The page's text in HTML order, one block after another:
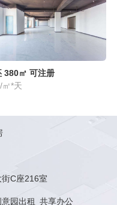
380㎡ 可注册
㎡*天
C座216室
意园出租 共享办公